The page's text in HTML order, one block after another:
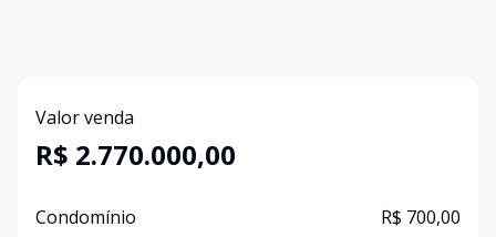
Valor venda
R$ 2.770.000,00
Condomínio R$ 700,00